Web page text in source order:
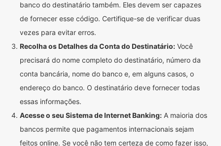
banco do destinatário também. Eles devem ser capazes
de fornecer esse código. Certifique-se de verificar duas
vezes para evitar erros.
Recolha os Detalhes da Conta do Destinatário: Você
precisará do nome completo do destinatário, número da
conta bancária, nome do banco e, em alguns casos, o
endereço do banco. O destinatário deve fornecer todas
essas informações.
Acesse o seu Sistema de Internet Banking: A maioria dos
bancos permite que pagamentos internacionais sejam
feitos online. Se você não tem certeza de como fazer isso,